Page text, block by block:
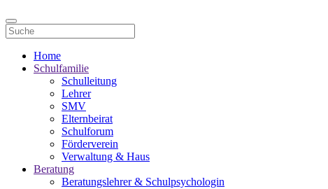
Home
Schulfamilie
Schulleitung
Lehrer
SMV
Elternbeirat
Schulforum
Förderverein
Verwaltung & Haus
Beratung
Beratungslehrer & Schulpsychologin